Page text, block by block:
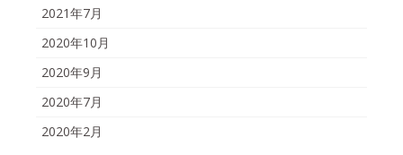
2021年7月
2020年10月
2020年9月
2020年7月
2020年2月